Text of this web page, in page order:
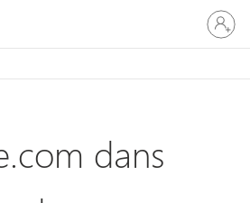
vous
à
compte
dans